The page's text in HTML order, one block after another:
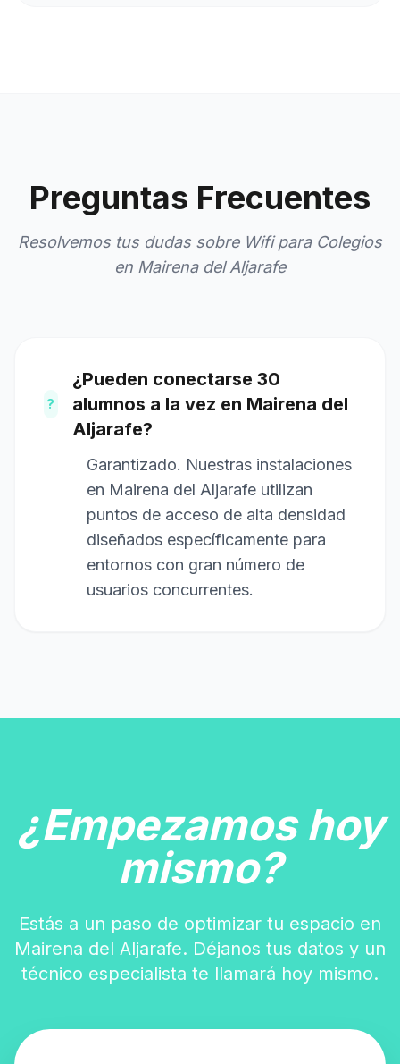
Preguntas Frecuentes
Resolvemos tus dudas sobre Wifi para Colegios
en Mairena del Aljarafe
?
¿Pueden conectarse 30
alumnos a la vez en Mairena del
Aljarafe?
Garantizado. Nuestras instalaciones
en Mairena del Aljarafe utilizan
puntos de acceso de alta densidad
diseñados específicamente para
entornos con gran número de
usuarios concurrentes.
¿Empezamos hoy
mismo?
Estás a un paso de optimizar tu espacio en
Mairena del Aljarafe. Déjanos tus datos y un
técnico especialista te llamará hoy mismo.